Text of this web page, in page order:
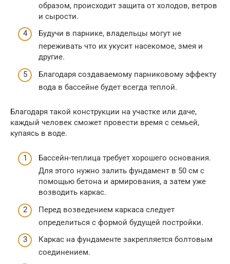
образом, происходит защита от холодов, ветров
и сырости.
Будучи в парнике, владельцы могут не
переживать что их укусит насекомое, змея и
другие.
Благодаря создаваемому парниковому эффекту
вода в бассейне будет всегда теплой.
Благодаря такой конструкции на участке или даче,
каждый человек сможет провести время с семьей,
купаясь в воде.
Бассейн-теплица требует хорошего основания.
Для этого нужно залить фундамент в 50 см с
помощью бетона и армирования, а затем уже
возводить каркас.
Перед возведением каркаса следует
определиться с формой будущей постройки.
Каркас на фундаменте закрепляется болтовым
соединением.